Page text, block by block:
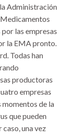
Administración
las empresas
la EMA pronto.
Todas han
productoras
empresas
momentos de la
que pueden
una vez